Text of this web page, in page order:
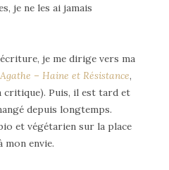
je ne les ai jamais
je me dirige vers ma
– Haine et Résistance,
critique). Puis, il est tard et
depuis longtemps.
et végétarien sur la place
envie.